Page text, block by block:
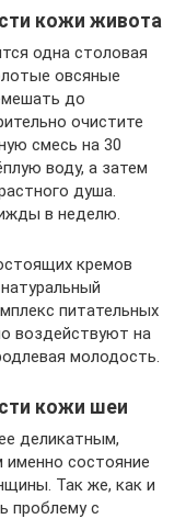
кожи живота
одна столовая
овсяные
до
очистите
смесь на 30
воду, а затем
душа.
в неделю.
кремов
питательных
воздействуют на
молодость.
кожи шеи
деликатным,
состояние
Так же, как и
проблему с